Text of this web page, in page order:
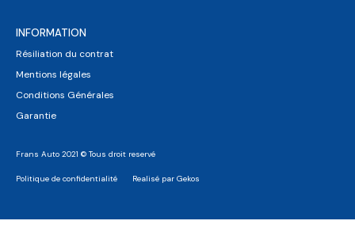
INFORMATION
Résiliation du contrat
Mentions légales
Conditions Générales
Garantie
Frans Auto 2021 © Tous droit reservé
Politique de confidentialité Realisé par Gekos